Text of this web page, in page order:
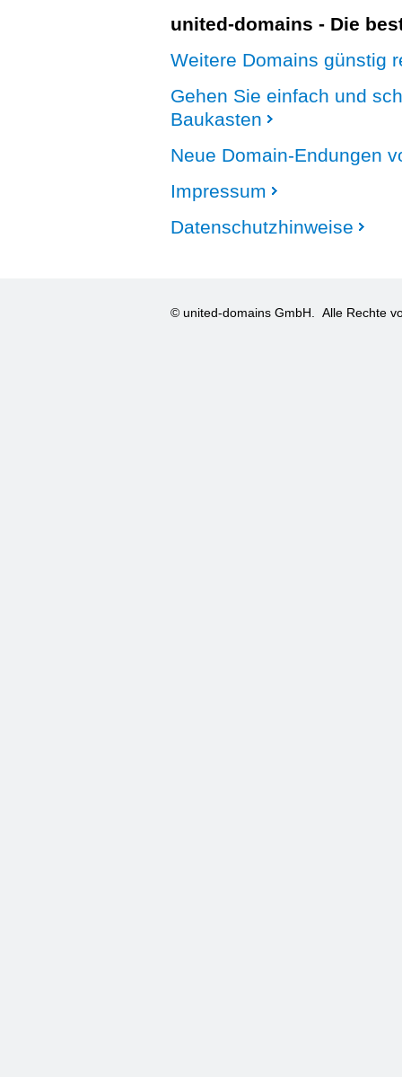
united-domains - Die
Weitere Domains günstig
Gehen Sie einfach und
Baukasten
Neue Domain-Endungen
Impressum
Datenschutzhinweise
© united-domains GmbH. Alle Rechte